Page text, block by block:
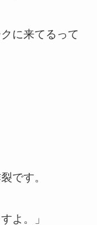
に来てるって
です。
よ。」